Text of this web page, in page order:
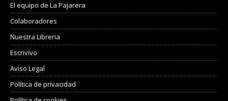
El equipo de La Pajarera
Colaboradores
Nuestra Libreria
Escrivivo
Aviso Legal
Política de privacidad